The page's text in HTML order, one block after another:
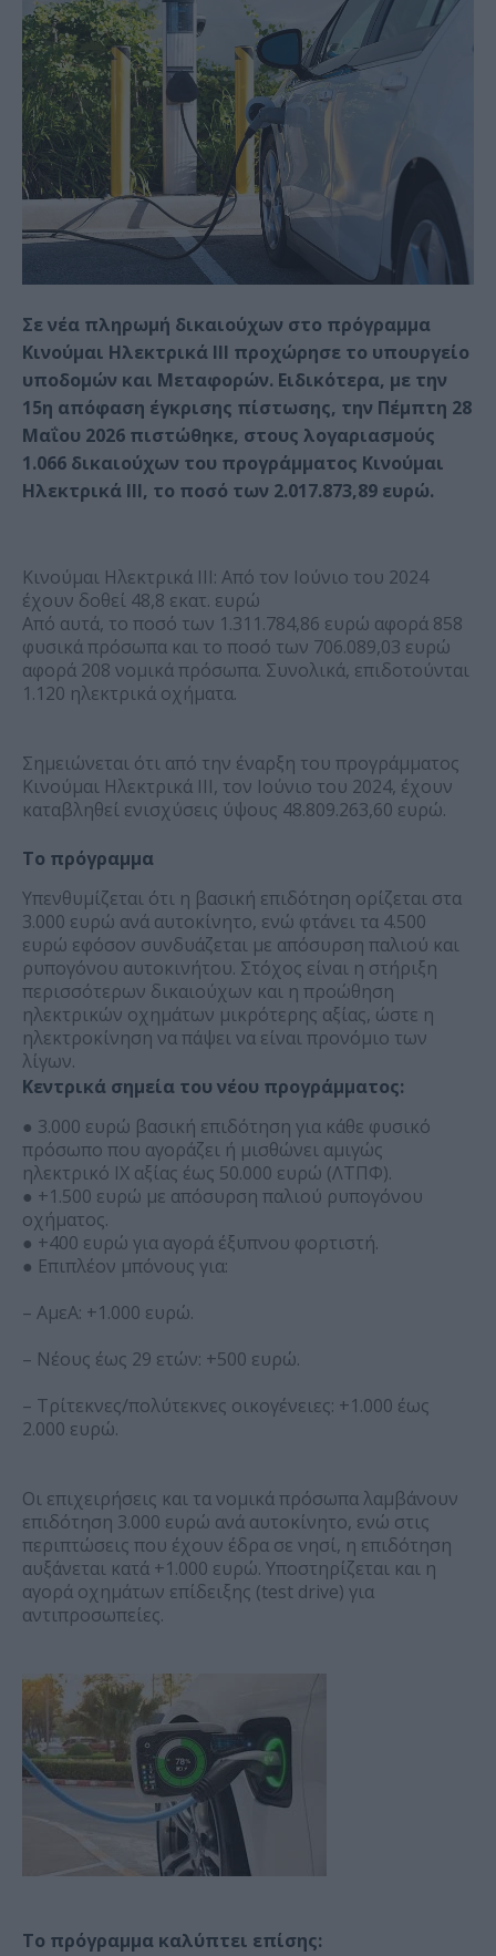
Σε νέα πληρωμή δικαιούχων στο πρόγραμμα
Κινούμαι Ηλεκτρικά ΙΙΙ προχώρησε το υπουργείο
υποδομών και Μεταφορών. Ειδικότερα, με την
15η απόφαση έγκρισης πίστωσης, την Πέμπτη 28
Μαΐου 2026 πιστώθηκε, στους λογαριασμούς
1.066 δικαιούχων του προγράμματος Κινούμαι
Ηλεκτρικά ΙΙΙ, το ποσό των 2.017.873,89 ευρώ.
Κινούμαι Ηλεκτρικά ΙΙΙ: Από τον Ιούνιο του 2024
έχουν δοθεί 48,8 εκατ. ευρώ
Από αυτά, το ποσό των 1.311.784,86 ευρώ αφορά 858
φυσικά πρόσωπα και το ποσό των 706.089,03 ευρώ
αφορά 208 νομικά πρόσωπα. Συνολικά, επιδοτούνται
1.120 ηλεκτρικά οχήματα.
Σημειώνεται ότι από την έναρξη του προγράμματος
Κινούμαι Ηλεκτρικά ΙΙΙ, τον Ιούνιο του 2024, έχουν
καταβληθεί ενισχύσεις ύψους 48.809.263,60 ευρώ.
Το πρόγραμμα
Υπενθυμίζεται ότι η βασική επιδότηση ορίζεται στα
3.000 ευρώ ανά αυτοκίνητο, ενώ φτάνει τα 4.500
ευρώ εφόσον συνδυάζεται με απόσυρση παλιού και
ρυπογόνου αυτοκινήτου. Στόχος είναι η στήριξη
περισσότερων δικαιούχων και η προώθηση
ηλεκτρικών οχημάτων μικρότερης αξίας, ώστε η
ηλεκτροκίνηση να πάψει να είναι προνόμιο των
λίγων.
Κεντρικά σημεία του νέου προγράμματος:
● 3.000 ευρώ βασική επιδότηση για κάθε φυσικό
πρόσωπο που αγοράζει ή μισθώνει αμιγώς
ηλεκτρικό ΙΧ αξίας έως 50.000 ευρώ (ΛΤΠΦ).
● +1.500 ευρώ με απόσυρση παλιού ρυπογόνου
οχήματος.
● +400 ευρώ για αγορά έξυπνου φορτιστή.
● Επιπλέον μπόνους για:
– ΑμεΑ: +1.000 ευρώ.
– Νέους έως 29 ετών: +500 ευρώ.
– Τρίτεκνες/πολύτεκνες οικογένειες: +1.000 έως
2.000 ευρώ.
Οι επιχειρήσεις και τα νομικά πρόσωπα λαμβάνουν
επιδότηση 3.000 ευρώ ανά αυτοκίνητο, ενώ στις
περιπτώσεις που έχουν έδρα σε νησί, η επιδότηση
αυξάνεται κατά +1.000 ευρώ. Υποστηρίζεται και η
αγορά οχημάτων επίδειξης (test drive) για
αντιπροσωπείες.
Το πρόγραμμα καλύπτει επίσης: